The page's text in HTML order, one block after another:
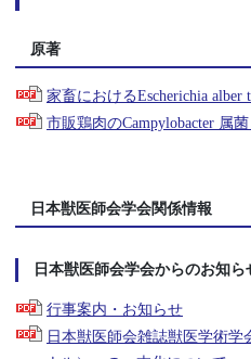
原著
家畜におけるEscherichia
市販鶏肉のCampylobacter 属
日本獣医師会学会関係情報
日本獣医師会学会からのお知ら
行事案内・お知らせ
日本獣医師会雑誌獣医学術